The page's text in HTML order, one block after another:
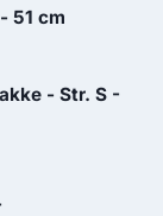
51 cm
- Str. S -